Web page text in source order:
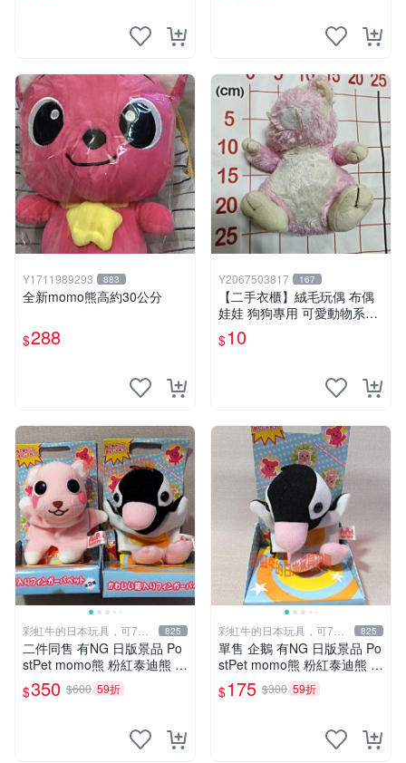
Y1711989293 883
全新momo熊高約30公分
$288
Y2067503817 167
【二手衣櫃】絨毛玩偶 布偶
娃娃 狗狗專用 可愛動物系列
耐咬耐磨玩具 玩偶 粉紅熊寵
物玩具 1120929
$10
彩虹牛的日本玩具，可7取
付
825
二件同售 有NG 日版景品 Po
stPet momo熊 粉紅泰迪熊 妹
妹 comomo 企鵝 娃娃 布偶
手指頭 娃娃
$350 $600 59折
彩虹牛的日本玩具，可7取
付
825
單售 企鵝 有NG 日版景品 Po
stPet momo熊 粉紅泰迪熊 娃
娃 布偶 手指頭 娃娃
$175 $300 59折